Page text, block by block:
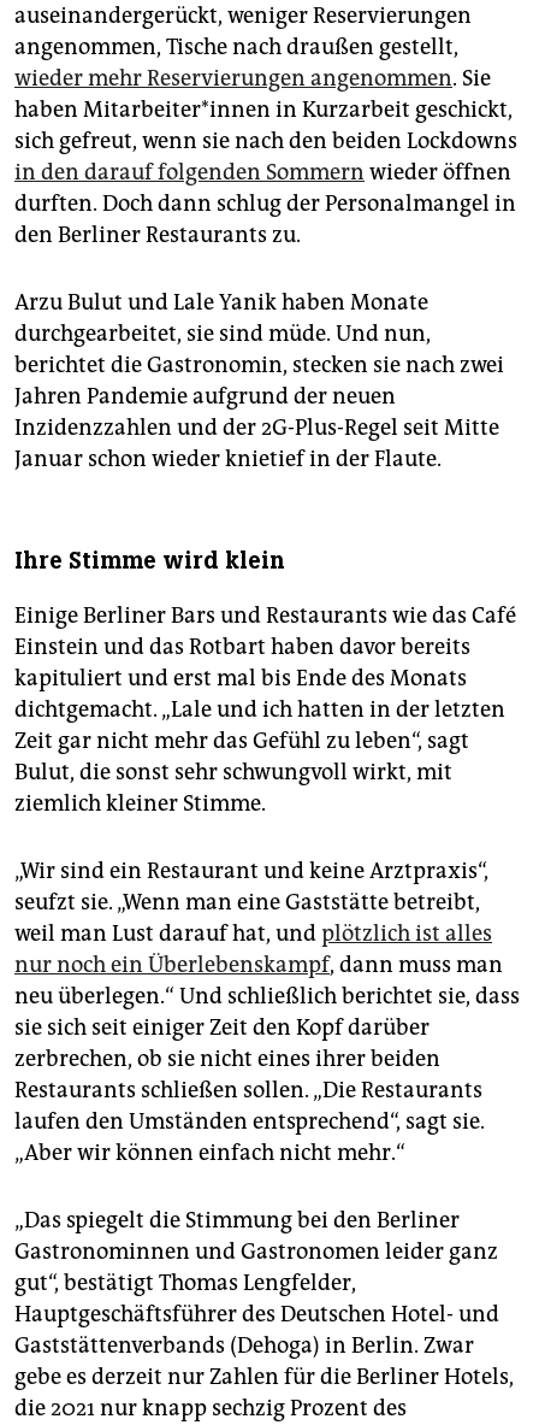
auseinandergerückt, weniger Reservierungen
angenommen, Tische nach draußen gestellt,
wieder mehr Reservierungen angenommen. Sie
haben Mit­ar­bei­te­r*in­nen in Kurzarbeit geschickt,
sich gefreut, wenn sie nach den beiden Lockdowns
in den darauf folgenden Sommern wieder öffnen
durften. Doch dann schlug der Personalmangel in
den Berliner Restaurants zu.
Arzu Bulut und Lale Yanik haben Monate
durchgearbeitet, sie sind müde. Und nun,
berichtet die Gastronomin, stecken sie nach zwei
Jahren Pandemie aufgrund der neuen
Inzidenzzahlen und der 2G-Plus-Regel seit Mitte
Januar schon wieder knietief in der Flaute.
Ihre Stimme wird klein
Einige Berliner Bars und Restaurants wie das Café
Einstein und das Rotbart haben davor bereits
kapituliert und erst mal bis Ende des Monats
dichtgemacht. „Lale und ich hatten in der letzten
Zeit gar nicht mehr das Gefühl zu leben“, sagt
Bulut, die sonst sehr schwungvoll wirkt, mit
ziemlich kleiner Stimme.
„Wir sind ein Restaurant und keine Arztpraxis“,
seufzt sie. „Wenn man eine Gaststätte betreibt,
weil man Lust darauf hat, undplötzlich ist alles
nur noch ein Überlebenskampf, dann muss man
neu überlegen.“ Und schließlich berichtet sie, dass
sie sich seit einiger Zeit den Kopf darüber
zerbrechen, ob sie nicht eines ihrer beiden
Restaurants schließen sollen. „Die Restaurants
laufen den Umständen entsprechend“, sagt sie.
„Aber wir können einfach nicht mehr.“
„Das spiegelt die Stimmung bei den Berliner
Gastronominnen und Gastronomen leider ganz
gut“, bestätigt Thomas Lengfelder,
Hauptgeschäftsführer des Deutschen Hotel- und
Gaststättenverbands (Dehoga) in Berlin. Zwar
gebe es derzeit nur Zahlen für die Berliner Hotels,
die 2021 nur knapp sechzig Prozent des